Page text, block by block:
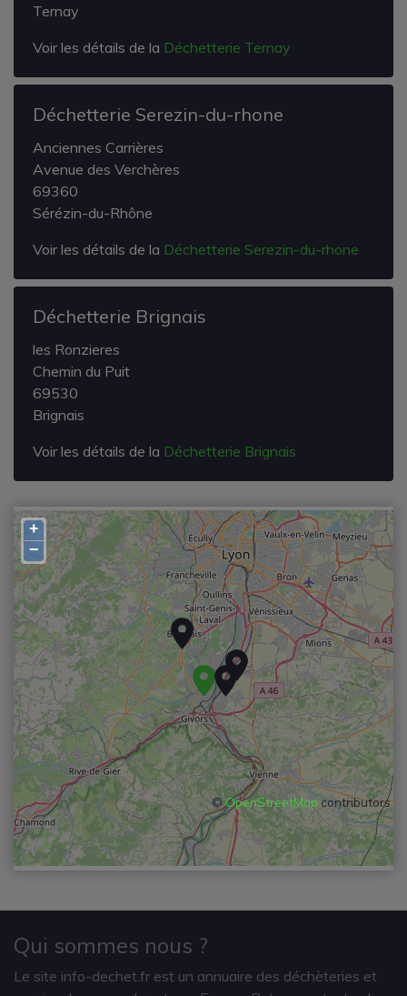
+
−
©OpenStreetMap contributors
Ternay
Voir les détails de la Déchetterie Ternay
Déchetterie Serezin-du-rhone
Anciennes Carrières
Avenue des Verchères
69360
Sérézin-du-Rhône
Voir les détails de la Déchetterie Serezin-du-rhone
Déchetterie Brignais
les Ronzieres
Chemin du Puit
69530
Brignais
Voir les détails de la Déchetterie Brignais
Qui sommes nous ?
Le site info-dechet.fr est un annuaire des déchèteries et